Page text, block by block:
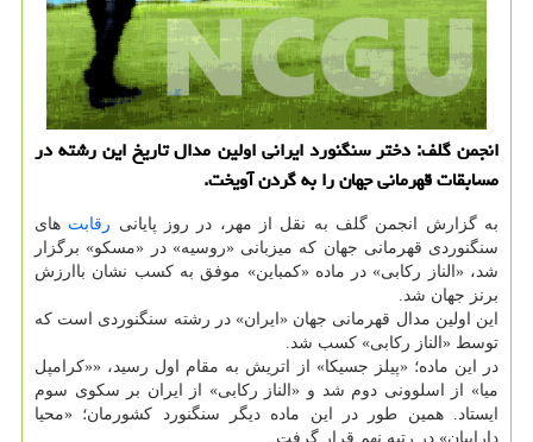
انجمن گلف: دختر سنگنورد ایرانی اولین مدال تاریخ این رشته در
مسابقات قهرمانی جهان را به گردن آویخت.
به گزارش انجمن گلف به نقل از مهر، در روز پایانی رقابت های
سنگنوردی قهرمانی جهان که میزبانی «روسیه» در «مسکو» برگزار
شد، «الناز رکابی» در ماده «کمباین» موفق به کسب نشان باارزش
برنز جهان شد.
این اولین مدال قهرمانی جهان «ایران» در رشته سنگنوردی است که
توسط «الناز رکابی» کسب شد.
در این ماده؛ «پیلز جسیکا» از اتریش به مقام اول رسید، ««کرامپل
میا» از اسلوونی دوم شد و «الناز رکابی» از ایران بر سکوی سوم
ایستاد. همین طور در این ماده دیگر سنگنورد کشورمان؛ «محیا
دارابیان» در رتبه نهم قرار گرفت.